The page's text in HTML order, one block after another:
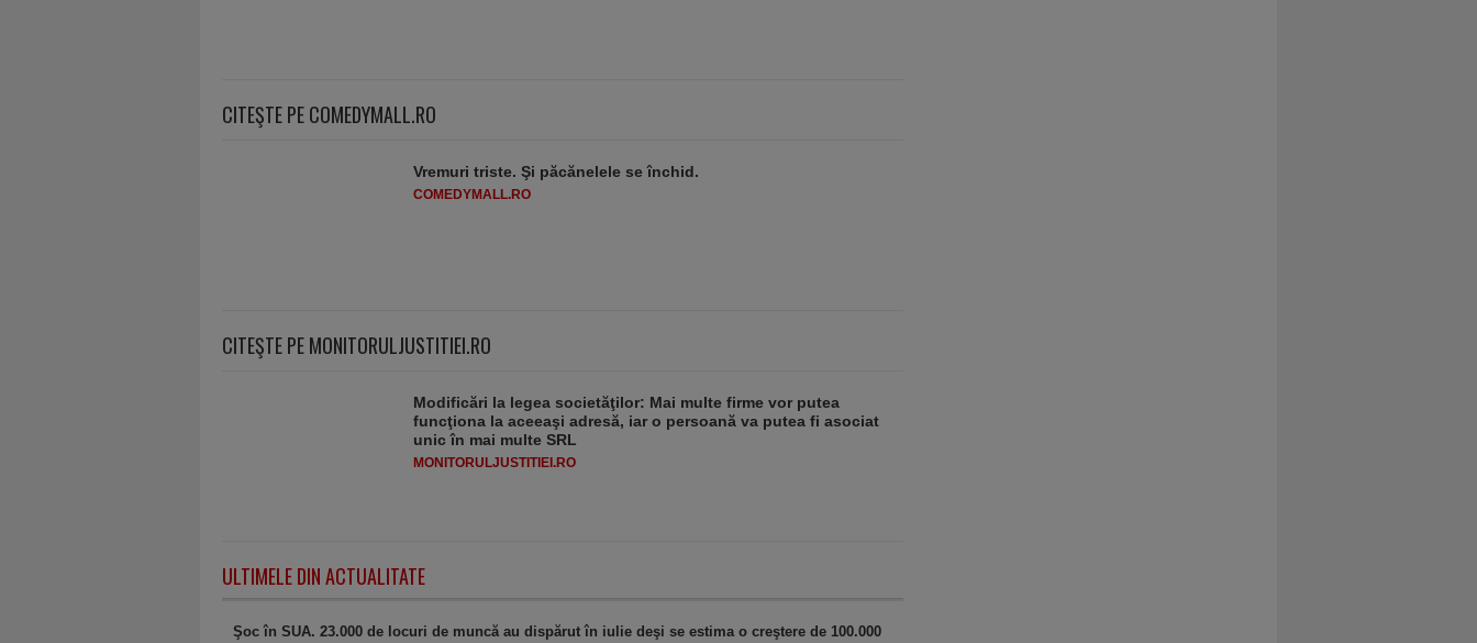
CITEŞTE PE COMEDYMALL.RO
Vremuri triste. Şi păcănelele se închid.
COMEDYMALL.RO
CITEŞTE PE MONITORULJUSTITIEI.RO
Modificări la legea societăţilor: Mai multe firme vor putea
funcţiona la aceeaşi adresă, iar o persoană va putea fi asociat
unic în mai multe SRL
MONITORULJUSTITIEI.RO
ULTIMELE DIN ACTUALITATE
Şoc în SUA. 23.000 de locuri de muncă au dispărut în iulie deşi se estima o creştere de 100.000